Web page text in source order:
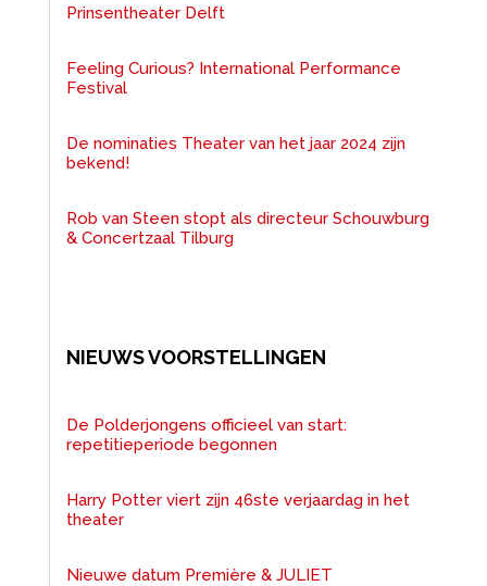
Prinsentheater Delft
Feeling Curious? International Performance
Festival
De nominaties Theater van het jaar 2024 zijn
bekend!
Rob van Steen stopt als directeur Schouwburg
& Concertzaal Tilburg
NIEUWS VOORSTELLINGEN
De Polderjongens officieel van start:
repetitieperiode begonnen
Harry Potter viert zijn 46ste verjaardag in het
theater
Nieuwe datum Première & JULIET